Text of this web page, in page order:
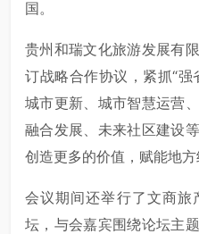
国。
贵州和瑞文化旅游发展有
订战略合作协议，紧抓“
城市更新、城市智慧运营
融合发展、未来社区建设
创造更多的价值，赋能地方
会议期间还举行了文商
坛，与会嘉宾围绕论坛主